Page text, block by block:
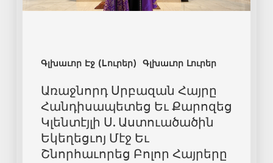
Գլխաւոր Էջ (Lուրեր) Գլխաւոր Լուրեր
Առաջնորդ Սրբազան Հայրը
Հանդիսապետեց Եւ Քարոզեց
Կլենտէյլի Ս. Աստուածածին
Եկեղեցւոյ Մէջ Եւ
Շնորհաւորեց Բոլոր Հայրերը